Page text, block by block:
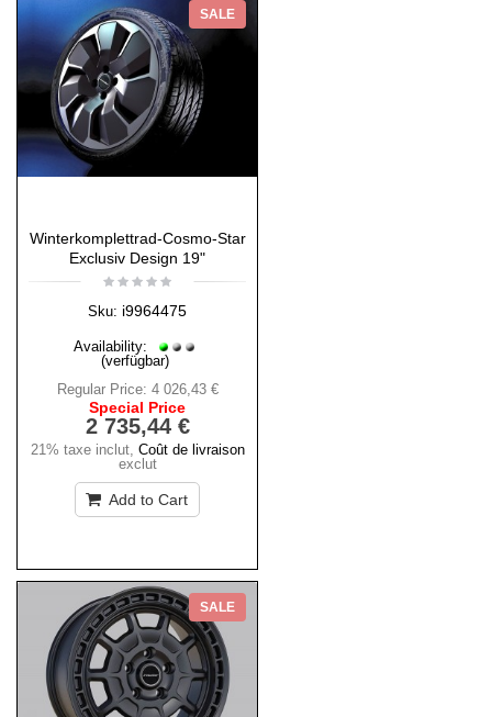
SALE
Winterkomplettrad-Cosmo-Star
Exclusiv Design 19"
Sku: i9964475
Availability:
(verfügbar)
Regular Price: 4 026,43 €
Special Price
2 735,44 €
21% taxe inclut, Coût de livraison
exclut
Add to Cart
SALE